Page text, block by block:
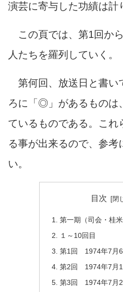
演芸に寄与した功績は計
この頁では、第1回か
人たちを羅列していく。
第何回、放送日と書い
ろに「◎」があるものは
ているものである。これ
る事が出来るので、参考
い。
目次
第一期（司会・桂
１～10回目
第1回 1974年7月
第2回 1974年7月
第3回 1974年7月